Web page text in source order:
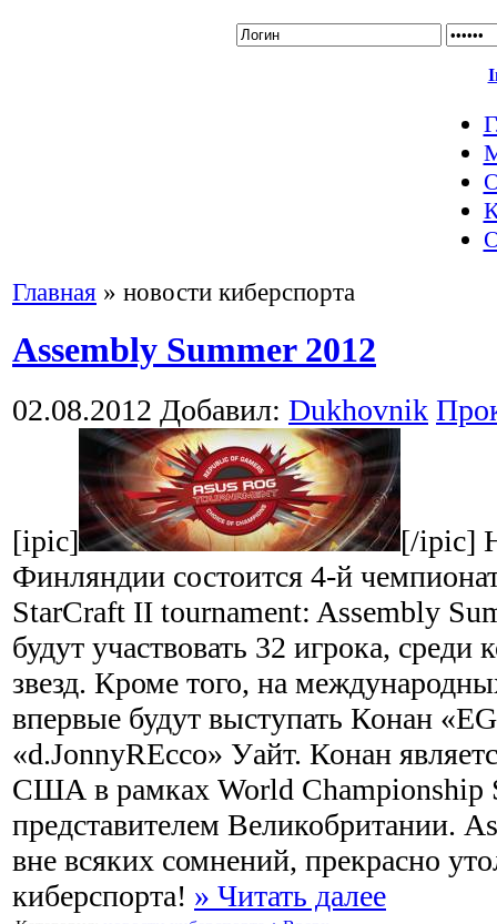
Главная » новости киберспорта
Assembly Summer 2012
02.08.2012 Добавил: Dukhovnik
[ipic]
[/ipic]
Финляндии состоится 4-й
StarCraft II tournament: Assembly
будут участвовать 32 игрока,
звезд. Кроме того, на
впервые будут выступать Конан
«d.JonnyREcco» Уайт. Конан
США в рамках World Championship
представителем Великобритании.
вне всяких сомнений, прекрасно
киберспорта! » Читать далее